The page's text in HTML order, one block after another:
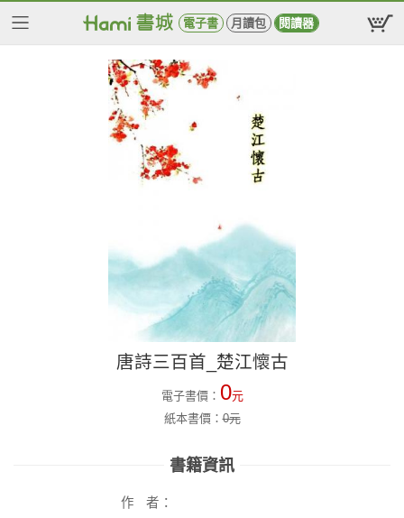
電子書 月讀包 閱讀器
唐詩三百首_楚江懷古
電子書價： 0元
紙本書價：0元
書籍資訊
作
者：